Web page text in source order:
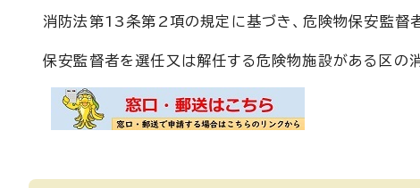
消防法第13条第2項の規定に基づき、危険物保安監督
保安監督者を選任又は解任する危険物施設がある区の